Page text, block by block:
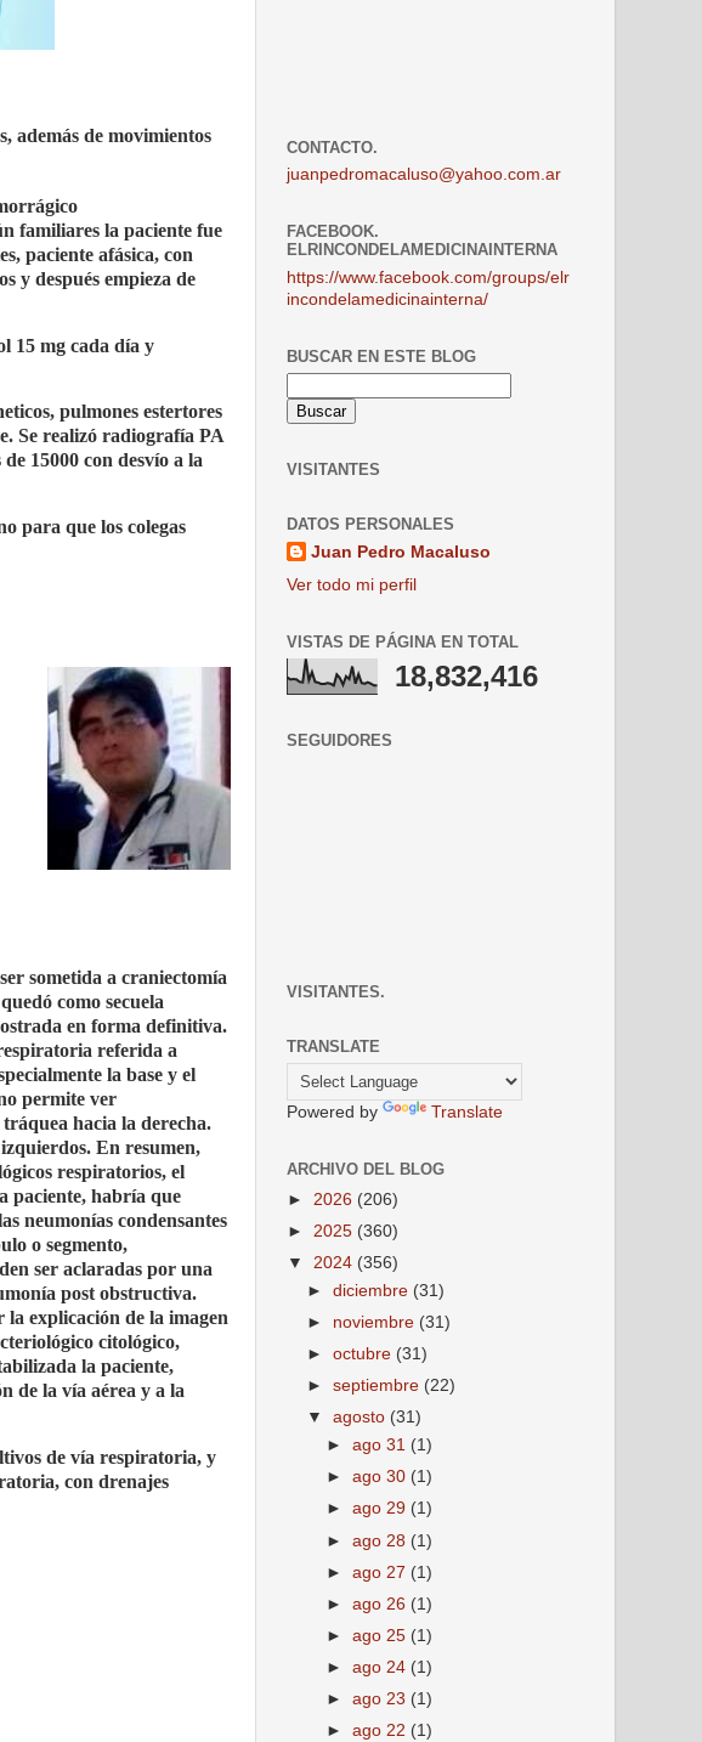
además de movimientos
familiares la paciente fue
paciente afásica, con
y después empieza de
15 mg cada día y
pulmones estertores
Se realizó radiografía PA
15000 con desvío a la
para que los colegas
sometida a craniectomía
como secuela
en forma definitiva.
referida a
la base y el
permite ver
hacia la derecha.
En resumen,
respiratorios, el
paciente, habría que
neumonías condensantes
o segmento,
ser aclaradas por una
post obstructiva.
explicación de la imagen
citológico,
la paciente,
de la vía aérea y a la
de vía respiratoria, y
con drenajes
CONTACTO.
juanpedromacaluso@yahoo.com.ar
FACEBOOK.
ELRINCONDELAMEDICINAINTERNA
https://www.facebook.com/groups/elr
incondelamedicinainterna/
BUSCAR EN ESTE BLOG
VISITANTES
DATOS PERSONALES
Juan Pedro Macaluso
Ver todo mi perfil
VISTAS DE PÁGINA EN TOTAL
18,832,416
SEGUIDORES
VISITANTES.
TRANSLATE
Powered by Translate
ARCHIVO DEL BLOG
► 2026 (206)
► 2025 (360)
▼ 2024 (356)
►diciembre (31)
► noviembre (31)
►octubre (31)
►septiembre (22)
▼agosto (31)
►ago 31 (1)
►ago 30 (1)
►ago 29 (1)
►ago 28 (1)
►ago 27 (1)
►ago 26 (1)
►ago 25 (1)
►ago 24 (1)
►ago 23 (1)
►ago 22 (1)